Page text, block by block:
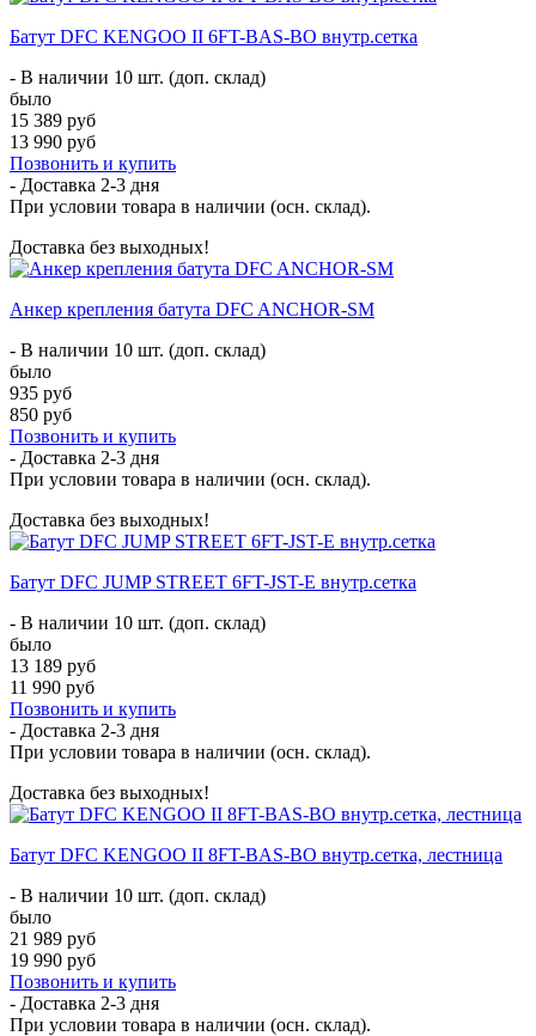
Батут DFC KENGOO II 6FT-BAS-BO внутр.сетка
- В наличии 10 шт. (доп. склад)
было
15 389 руб
13 990 руб
Позвонить и купить
- Доставка 2-3 дня
При условии товара в наличии (осн. склад).
Доставка без выходных!
Анкер крепления батута DFC ANCHOR-SM
- В наличии 10 шт. (доп. склад)
было
935 руб
850 руб
Позвонить и купить
- Доставка 2-3 дня
При условии товара в наличии (осн. склад).
Доставка без выходных!
Батут DFC JUMP STREET 6FT-JST-E внутр.сетка
- В наличии 10 шт. (доп. склад)
было
13 189 руб
11 990 руб
Позвонить и купить
- Доставка 2-3 дня
При условии товара в наличии (осн. склад).
Доставка без выходных!
Батут DFC KENGOO II 8FT-BAS-BO внутр.сетка, лестница
- В наличии 10 шт. (доп. склад)
было
21 989 руб
19 990 руб
Позвонить и купить
- Доставка 2-3 дня
При условии товара в наличии (осн. склад).